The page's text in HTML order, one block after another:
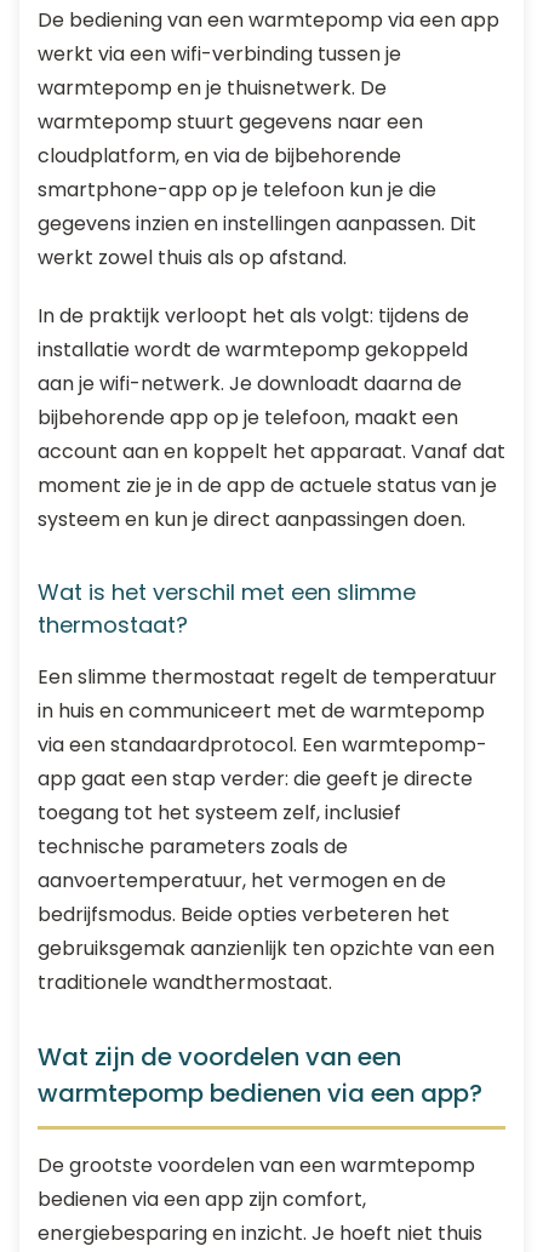
De bediening van een warmtepomp via een app
werkt via een wifi-verbinding tussen je
warmtepomp en je thuisnetwerk. De
warmtepomp stuurt gegevens naar een
cloudplatform, en via de bijbehorende
smartphone-app op je telefoon kun je die
gegevens inzien en instellingen aanpassen. Dit
werkt zowel thuis als op afstand.
In de praktijk verloopt het als volgt: tijdens de
installatie wordt de warmtepomp gekoppeld
aan je wifi-netwerk. Je downloadt daarna de
bijbehorende app op je telefoon, maakt een
account aan en koppelt het apparaat. Vanaf dat
moment zie je in de app de actuele status van je
systeem en kun je direct aanpassingen doen.
Wat is het verschil met een slimme
thermostaat?
Een slimme thermostaat regelt de temperatuur
in huis en communiceert met de warmtepomp
via een standaardprotocol. Een warmtepomp-
app gaat een stap verder: die geeft je directe
toegang tot het systeem zelf, inclusief
technische parameters zoals de
aanvoertemperatuur, het vermogen en de
bedrijfsmodus. Beide opties verbeteren het
gebruiksgemak aanzienlijk ten opzichte van een
traditionele wandthermostaat.
Wat zijn de voordelen van een
warmtepomp bedienen via een app?
De grootste voordelen van een warmtepomp
bedienen via een app zijn comfort,
energiebesparing en inzicht. Je hoeft niet thuis